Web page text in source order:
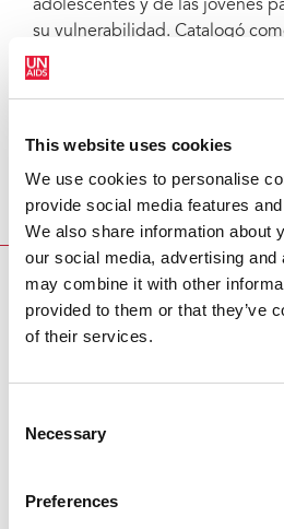
This website uses cookies
We use cookies to personalise
provide social media features
We also share information about
our social media, advertising
may combine it with other
provided to them or that they’ve
of their services.
Selection
Necessary
Preferences
adolescentes y de las jóvenes
su vulnerabilidad. Catalogó
para la protección social, los
el fomento de la salud sexual y
“Te encuentras en una posición
una defensora y motor del
dijo el Sr. Sidibé. “ONUSIDA
contigo y con Botswana”
NOTICIA RELACIONADA
President of Botswana visits